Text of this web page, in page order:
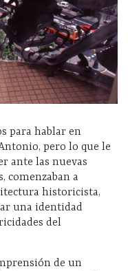
para hablar en
pero lo que le
ante las nuevas
comenzaban a
historicista,
una identidad
del
de un